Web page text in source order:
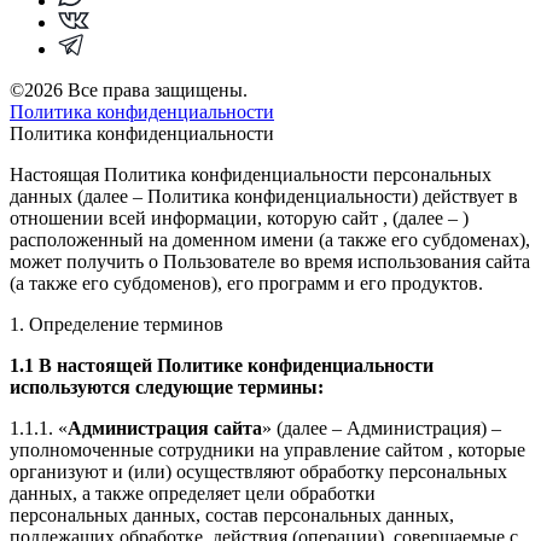
©2026 Все права защищены.
Политика конфиденциальности
Политика конфиденциальности
Настоящая Политика конфиденциальности персональных
данных (далее – Политика конфиденциальности) действует в
отношении всей информации, которую сайт , (далее – )
расположенный на доменном имени (а также его субдоменах),
может получить о Пользователе во время использования сайта
(а также его субдоменов), его программ и его продуктов.
1. Определение терминов
1.1 В настоящей Политике конфиденциальности
используются следующие термины:
1.1.1. «Администрация сайта» (далее – Администрация) –
уполномоченные сотрудники на управление сайтом , которые
организуют и (или) осуществляют обработку персональных
данных, а также определяет цели обработки
персональных данных, состав персональных данных,